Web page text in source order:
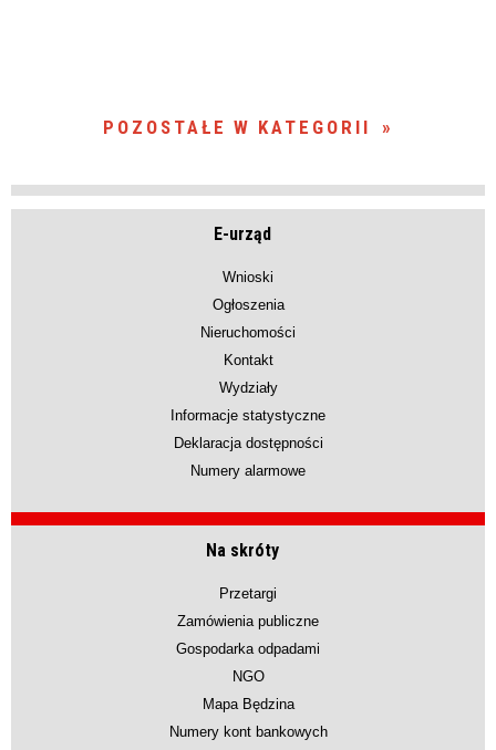
POZOSTAŁE W KATEGORII
E-urząd
Wnioski
Ogłoszenia
Nieruchomości
Kontakt
Wydziały
Informacje statystyczne
Deklaracja dostępności
Numery alarmowe
Na skróty
Przetargi
Zamówienia publiczne
Gospodarka odpadami
NGO
Mapa Będzina
Numery kont bankowych